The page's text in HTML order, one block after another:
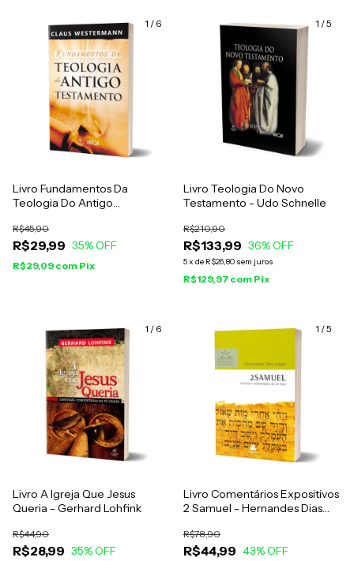
1 / 6
Livro Fundamentos Da
Teologia Do Antigo
Westermann
R$29,99
R$45,90
35% OFF
R$29,09 com Pix
1 /5
Livro Teologia Do Novo
Testamento - Udo Schnelle
R$133,99
R$210,90
36% OFF
5x de R$26,80 sem juros
R$129,97 com Pix
1 / 6
Livro A Igreja Que Jesus
Queria - Gerhard Lohfink
R$28,99
R$44,90
35% OFF
1 /5
Livro Comentários Expositivos
2 Samuel - Hernandes Dias
R$44,99
R$78,90
43% OFF